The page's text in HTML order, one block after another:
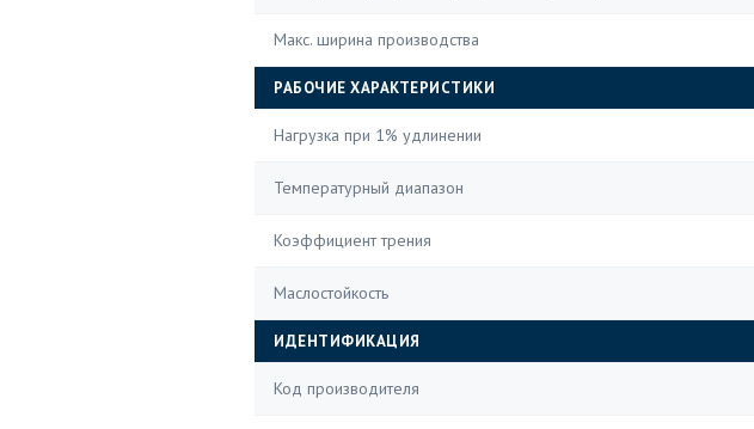
Макс. ширина производства
РАБОЧИЕ ХАРАКТЕРИСТИКИ
Нагрузка при 1% удлинении
Температурный диапазон
Коэффициент трения
Маслостойкость
ИДЕНТИФИКАЦИЯ
Код производителя